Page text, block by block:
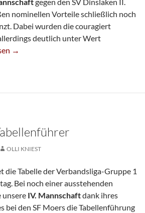
nominellen Vorteile schließlich noch
Dabei wurden die couragiert
deutlich unter Wert
Für Dritte
→
OLLI KNIEST
die Tabelle der Verbandsliga-Gruppe 1
Bei noch einer ausstehenden
unsere IV. Mannschaftdank ihres
bei den SF Moers die Tabellenführung